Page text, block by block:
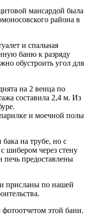
мансардой была
района в
и спальная
баню к разряду
обустроить угол для
на 2 венца по
составила 2,4 м. Из
и моечной полы
на трубе, но с
шибером через стену
предоставлены
присланы по нашей
этой бани.